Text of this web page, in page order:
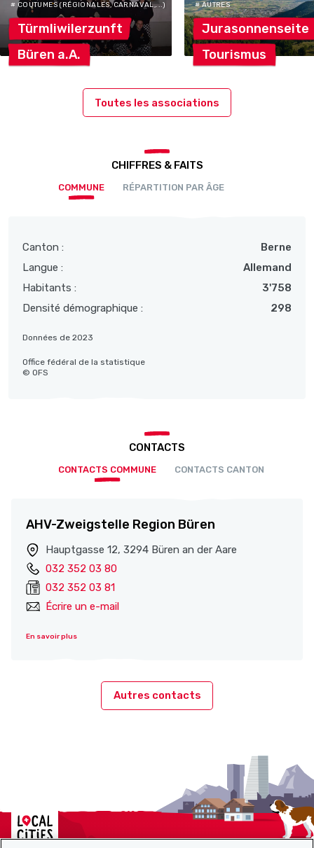
# COUTUMES (RÉGIONALES, CARNAVAL,...)
Türmliwilerzunft
Büren a.A.
# AUTRES
Jurasonnenseite
Tourismus
Toutes les associations
CHIFFRES & FAITS
COMMUNE RÉPARTITION PAR ÂGE
Canton :
Berne
Langue :
Allemand
Habitants :
3'758
Densité démographique :
298
Données de 2023
Office fédéral de la statistique
© OFS
CONTACTS
CONTACTS COMMUNE CONTACTS CANTON
AHV-Zweigstelle Region Büren
Hauptgasse 12, 3294 Büren an der Aare
032 352 03 80
032 352 03 81
Écrire un e-mail
En savoir plus
Autres contacts
Localcities